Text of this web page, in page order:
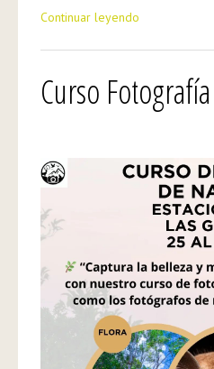
Continuar leyendo
Curso